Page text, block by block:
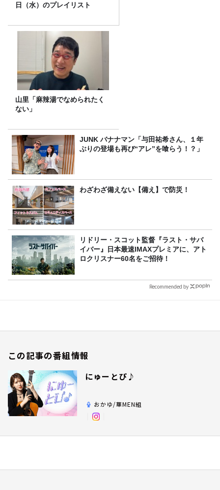
日（水）のプレイリスト
山里「麻辣湯でなめられたく
ない」
JUNK バナナマン「与田祐希さん、１年
ぶりの登場も再び“アレ”を喰らう！？」
わざわざ備えない【備え】で防災！
リドリー・スコット監督『ラスト・サバ
イバー』日本最速IMAXプレミアに、アト
ロクリスナー60名をご招待！
Recommended by
この記事の番組情報
にゅーとぴ♪
おかゆ/華MEN組